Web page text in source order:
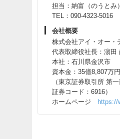
担当：納富（のうとみ）
TEL：090-4323-5016
会社概要
株式会社アイ・オー・
代表取締役社長：濵田
本社：石川県金沢市
資本金：35億8,807万円
（東京証券取引所 第一
証券コード：6916）
ホームページ
https://